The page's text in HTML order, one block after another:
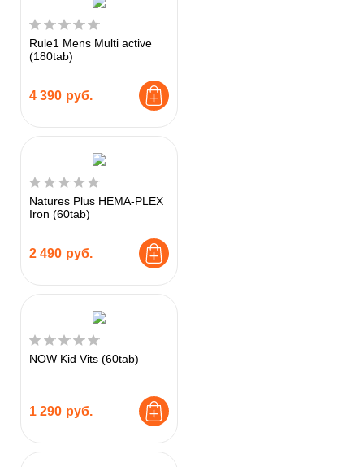
Rule1 Mens Multi active
(180tab)
4 390 руб.
Natures Plus HEMA-PLEX
Iron (60tab)
2 490 руб.
NOW Kid Vits (60tab)
1 290 руб.